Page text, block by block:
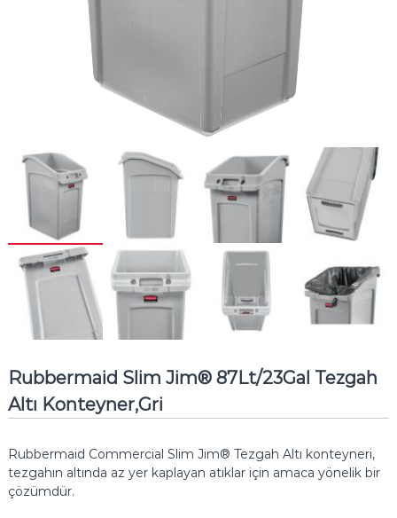
Rubbermaid Slim Jim® 87Lt/23Gal Tezgah
Altı Konteyner,Gri
Rubbermaid Commercial Slim Jim® Tezgah Altı konteyneri,
tezgahın altında az yer kaplayan atıklar için amaca yönelik bir
çözümdür.